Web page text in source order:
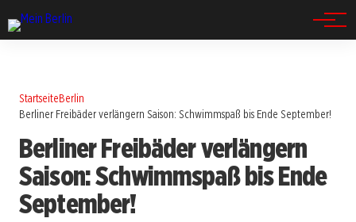
StartseiteBerlin
Berliner Freibäder verlängern Saison: Schwimmspaß bis Ende September!
Berliner Freibäder verlängern
Saison: Schwimmspaß bis Ende
September!